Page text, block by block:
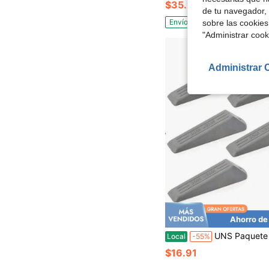
$35.93
Envío gratis
Ahorro
Local -55% UNS Paquete de 5 Topes de Puerta de Goma para la Parte Inferior de la Puerta - Tope de Puerta Resistente y Antideslizante que Funciona en
$16.91
de tu
sobre las
"Administrar
Administrar